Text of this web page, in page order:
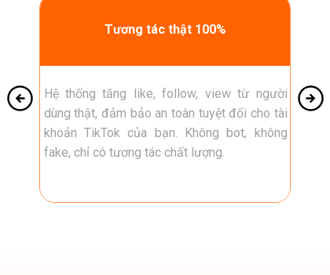
tài
Tốc độ siêu nhanh 24h
Like, follow, view được cập nhật ngay trong
vòng 24 giờ sau khi đặt hàng. Hệ thống tự
động xử lý nhanh chóng, không cần chờ đợi
lâu, giúp video của bạn viral ngay lập tức.